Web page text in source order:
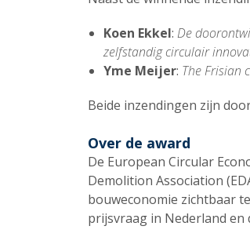
Koen Ekkel: De
zelfstandig circulair
Yme Meijer: The Frisian
Beide inzendingen zijn
Over de award
De European Circular
Demolition Association
bouweconomie zichtbaar
prijsvraag in Nederland en